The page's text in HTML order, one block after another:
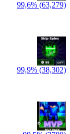
99,6% (63,279)
99,9% (38,302)